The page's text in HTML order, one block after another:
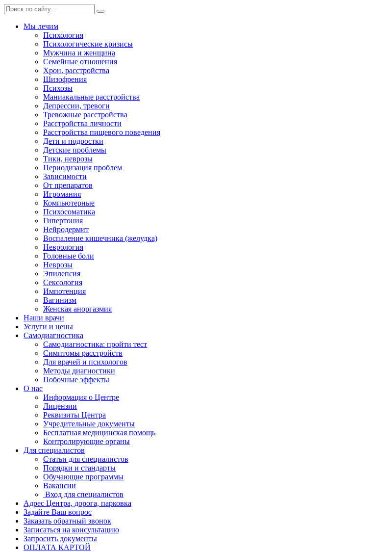
Мы лечим
Психология
Психологические кризисы
Мужчина и женщина
Семейные отношения
Хрон. расстройства
Шизофрения
Психозы
Маниакальные расстройства
Депрессии, тревоги
Тревожные расстройства
Расстройства личности
Расстройства пищевого поведения
Дети и подростки
Детские проблемы
Тики, неврозы
Периодизация проблем
Зависимости
От препаратов
Игромания
Компьютерные
Психосоматика
Гипертония
Нейродермит
Воспаление кишечника (желудка)
Неврология
Головные боли
Неврозы
Эпилепсия
Сексология
Импотенция
Вагинизм
Женская аноргазмия
Наши врачи
Услуги и цены
Самодиагностика
Самодиагностика: пройти тест
Симптомы расстройств
Для врачей и психологов
Методы диагностики
Побочные эффекты
О нас
Информация о Центре
Лицензии
Реквизиты Центра
Учредительные документы
Бесплатная медицинская помощь
Контролирующие органы
Для специалистов
Статьи для специалистов
Порядки и стандарты
Обучающие программы
Вакансии
Вход для специалистов
Адрес Центра, дорога, парковка
Задайте Ваш вопрос
Заказать обратный звонок
Записаться на консультацию
Запросить документы
ОПЛАТА КАРТОЙ